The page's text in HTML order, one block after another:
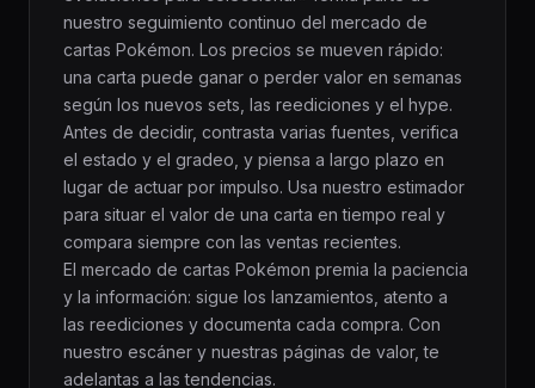
nuestro seguimiento continuo del mercado de
cartas Pokémon. Los precios se mueven rápido:
una carta puede ganar o perder valor en semanas
según los nuevos sets, las reediciones y el hype.
Antes de decidir, contrasta varias fuentes, verifica
el estado y el gradeo, y piensa a largo plazo en
lugar de actuar por impulso. Usa nuestro estimador
para situar el valor de una carta en tiempo real y
compara siempre con las ventas recientes.
El mercado de cartas Pokémon premia la paciencia
y la información: sigue los lanzamientos, atento a
las reediciones y documenta cada compra. Con
nuestro escáner y nuestras páginas de valor, te
adelantas a las tendencias.